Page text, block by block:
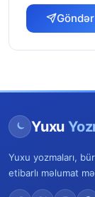
Göndər
Yuxu
Yuxu yozmaları,
etibarlı məlumat